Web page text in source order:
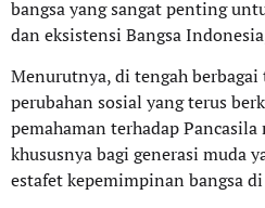
bangsa yang sangat penting
dan eksistensi Bangsa
Menurutnya, di tengah
perubahan sosial yang terus
pemahaman terhadap
khususnya bagi generasi muda
estafet kepemimpinan bangsa